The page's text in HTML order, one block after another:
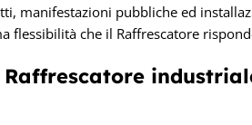
manifestazioni pubbliche ed
flessibilità che il Raffrescatore
Raffrescatore